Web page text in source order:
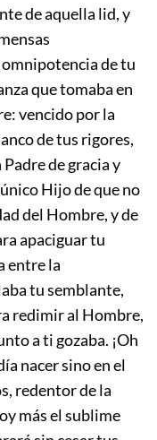
de aquella lid, y
de tu
que tomaba en
vencido por la
de tus rigores,
de gracia y
Hijo de que no
del Hombre, y de
apaciguar tu
entre la
tu semblante,
redimir al Hombre,
a ti gozaba. ¡Oh
nacer sino en el
redentor de la
más el sublime